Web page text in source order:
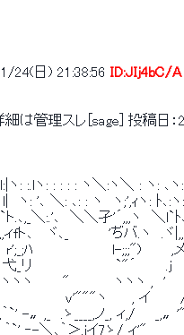
24(日) 21:38:56 ID:JIj4bC/A
細は管理スレ[sage] 投稿日
:.lヽ: : : : : ヽ＼:ヽ＼ : ヽ: ､ヽ: :
＼: ､: : ヽ　ヽ;',ｨヽ: ﾄ､:ヽ: : :
､　＼＼孑'´,,,ヽ　＼l`ﾄ､ヽ:
､_　　　　'ぢバ.ヽ　.ヾ|,,
　　　　　l-;;;")　　　,メ}::
　　　　 `"´　　　.j　 |: :}:
　　　　 ヽヽヽ ,　'　　
v'"""ヽ　　 , イ　　　//
ノ_, ィ,/　　_,〟'"´
ゝ/ ィ'"　　　　　 .